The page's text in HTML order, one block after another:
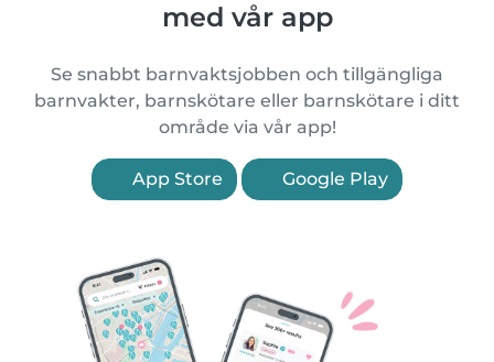
med vår app
Se snabbt barnvaktsjobben och tillgängliga
barnvakter, barnskötare eller barnskötare i ditt
område via vår app!
App Store Google Play